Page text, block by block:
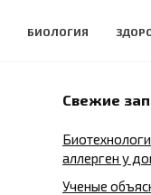
БИОЛОГИЯ
Свежие
аллерген у
Ученые